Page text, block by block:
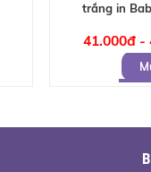
trắng in
41.000đ -